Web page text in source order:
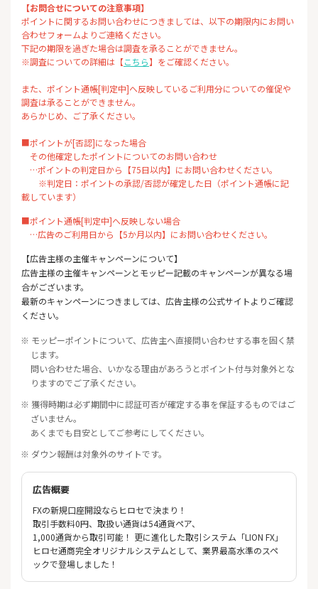
【お問合せについての注意事項】
ポイントに関するお問い合わせにつきましては、以下の期限内にお問い
合わせフォームよりご連絡ください。
下記の期限を過ぎた場合は調査を承ることができません。
※調査についての詳細は【こちら】をご確認ください。
また、ポイント通帳[判定中]へ反映しているご利用分についての催促や
調査は承ることができません。
あらかじめ、ご了承ください。
■ポイントが[否認]になった場合
その他確定したポイントについてのお問い合わせ
…ポイントの判定日から【75日以内】にお問い合わせください。
※判定日：ポイントの承認/否認が確定した日（ポイント通帳に記
載しています）
■ポイント通帳[判定中]へ反映しない場合
…広告のご利用日から【5か月以内】にお問い合わせください。
【広告主様の主催キャンペーンについて】
広告主様の主催キャンペーンとモッピー記載のキャンペーンが異なる場
合がございます。
最新のキャンペーンにつきましては、広告主様の公式サイトよりご確認
ください。
※ モッピーポイントについて、広告主へ直接問い合わせする事を固く禁
じます。
問い合わせた場合、いかなる理由があろうとポイント付与対象外とな
りますのでご了承ください。
※ 獲得時期は必ず期間中に認証可否が確定する事を保証するものではご
ざいません。
あくまでも目安としてご参考にしてください。
※ ダウン報酬は対象外のサイトです。
広告概要
FXの新規口座開設ならヒロセで決まり！
取引手数料0円、取扱い通貨は54通貨ペア、
1,000通貨から取引可能！ 更に進化した取引システム「LION FX」
ヒロセ通商完全オリジナルシステムとして、業界最高水準のスペ
ックで登場しました！